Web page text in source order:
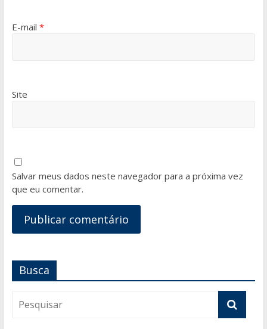
E-mail *
Site
Salvar meus dados neste navegador para a próxima vez
que eu comentar.
Busca